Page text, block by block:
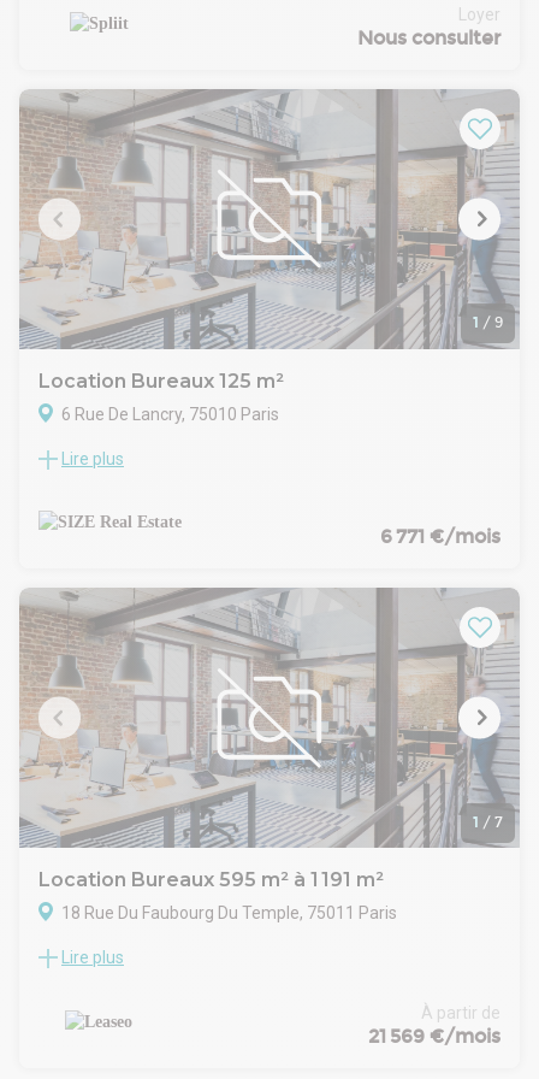
arrondissement de Paris. A quelques minutes du très
branché quartier Canal Saint-Martin. Découvrez un espace
et les décors résolument haut de gamme sublimeront votre
quotidien.
Loyer
Nous consulter
1 / 9
Location Bureaux 125 m²
6 Rue De Lancry, 75010 Paris
SIZE Real Estate vous propose une surface de bureaux à
Les bureaux sont à louer en prestation de services, tout
inclus (mobilier, internet, ménage, électricité, charges, ...).
Disponible immédiatement.
Construction :
Date (dernière mise à jour) : 2026-02-01
Bail : Contrat de prestations de services
Honoraires / Location: À la charge du preneur
Commentaires: Contrats flexibles
de 12/24/36 mois
Loyer : 10.000EUR/mois HT
Le loyer comprend , mobilier, équipements, électricité,
climatisation, chauffage, ménage et services
Frais d'état des lieux : A prévoir
Lire plus
6 771 €/mois
1 / 7
Location Bureaux 595 m² à 1 191 m²
18 Rue Du Faubourg Du Temple, 75011 Paris
LEASEO vous propose à la location deux surfaces de
proximité immédiate de la Place de la République. Un
emplacement central, parfaitement desservi, idéal pour
Lire plus
À partir de
21 569 €/mois